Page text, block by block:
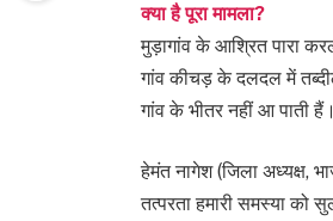
क्या है पूरा मामला?
मुड़ागांव के आश्रित पारा
गांव कीचड़ के दलदल में
गांव के भीतर नहीं आ पाती
हेमंत नागेश (जिला अध्यक्ष,
तत्परता हमारी समस्या को